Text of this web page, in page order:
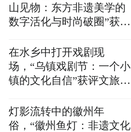
山见物：东方非遗美学的
数字活化与时尚破圈”获评
圈创新案例”
在水乡中打开戏剧现
场，“乌镇戏剧节：一个小
镇的文化自信”获评文旅品
案例”
灯影流转中的徽州年
俗，“徽州鱼灯：非遗文化